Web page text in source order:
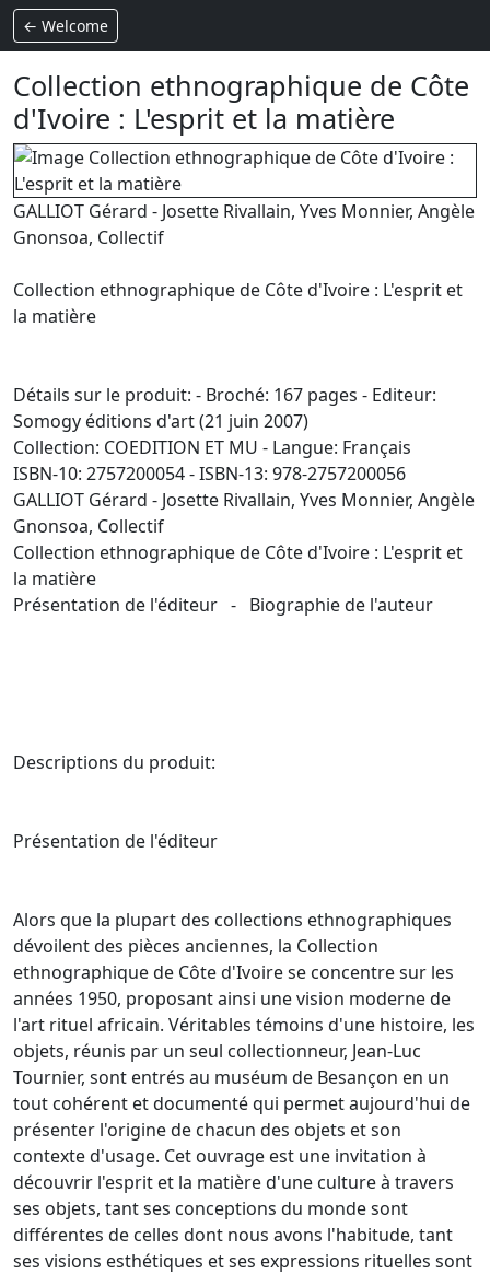
← Welcome
Collection ethnographique de Côte
d'Ivoire : L'esprit et la matière
GALLIOT Gérard - Josette Rivallain, Yves Monnier, Angèle
Gnonsoa, Collectif
Collection ethnographique de Côte d'Ivoire : L'esprit et
la matière
Détails sur le produit: - Broché: 167 pages - Editeur:
Somogy éditions d'art (21 juin 2007)
Collection: COEDITION ET MU - Langue: Français
ISBN-10: 2757200054 - ISBN-13: 978-2757200056
GALLIOT Gérard - Josette Rivallain, Yves Monnier, Angèle
Gnonsoa, Collectif
Collection ethnographique de Côte d'Ivoire : L'esprit et
la matière
Présentation de l'éditeur - Biographie de l'auteur
Descriptions du produit:
Présentation de l'éditeur
Alors que la plupart des collections ethnographiques
dévoilent des pièces anciennes, la Collection
ethnographique de Côte d'Ivoire se concentre sur les
années 1950, proposant ainsi une vision moderne de
l'art rituel africain. Véritables témoins d'une histoire, les
objets, réunis par un seul collectionneur, Jean-Luc
Tournier, sont entrés au muséum de Besançon en un
tout cohérent et documenté qui permet aujourd'hui de
présenter l'origine de chacun des objets et son
contexte d'usage. Cet ouvrage est une invitation à
découvrir l'esprit et la matière d'une culture à travers
ses objets, tant ses conceptions du monde sont
différentes de celles dont nous avons l'habitude, tant
ses visions esthétiques et ses expressions rituelles sont